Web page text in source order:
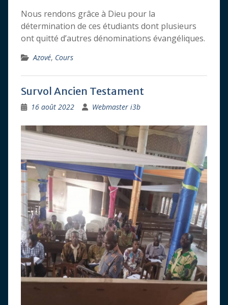
Nous rendons grâce à Dieu pour la
détermination de ces étudiants dont plusieurs
ont quitté d’autres dénominations évangéliques.
Azové, Cours
Survol Ancien Testament
16 août 2022 Webmaster i3b